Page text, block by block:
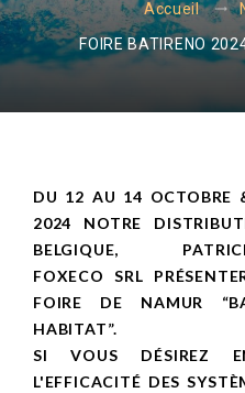
Accueil
FOIRE BATIRENO
DU 12 AU 14 OCTOBRE
2024 NOTRE
BELGIQUE,
FOXECO SRL
FOIRE DE NAMUR
HABITAT”.
SI VOUS DÉSIREZ
L'EFFICACITÉ DES